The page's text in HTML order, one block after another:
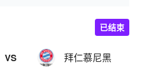
VS 拜仁慕尼黑
已结束